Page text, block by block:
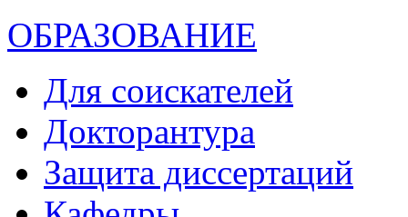
ОБРАЗОВАНИЕ
Для соискателей
Докторантура
Защита диссертаций